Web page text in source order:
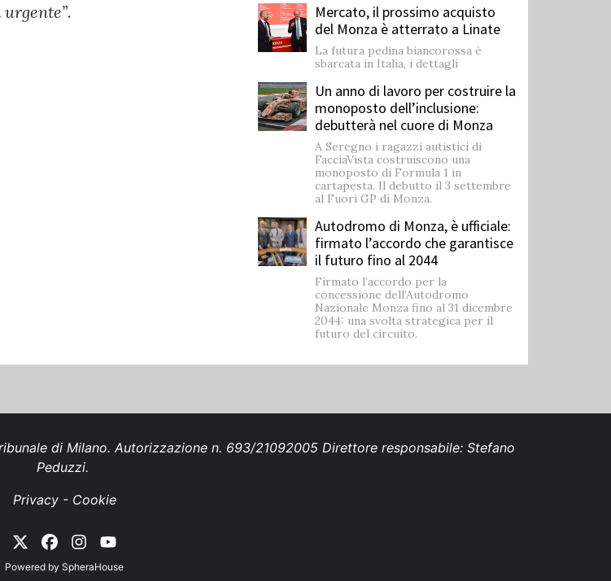
.
Mercato, il prossimo acquisto
del Monza è atterrato a Linate
La futura pedina biancorossa è
sbarcata in Italia, i dettagli
Un anno di lavoro per costruire la
monoposto dell’inclusione:
debutterà nel cuore di Monza
A Seregno i ragazzi autistici di
FacciaVista costruiscono una
monoposto di Formula 1 in
cartapesta. Il debutto il 3 settembre
al Fuori GP di Monza.
Autodromo di Monza, è ufficiale:
firmato l’accordo che garantisce
il futuro fino al 2044
Firmato l’accordo per la
concessione dell’Autodromo
Nazionale Monza fino al 31 dicembre
2044: una svolta strategica per il
futuro del circuito.
di Milano. Autorizzazione n. 693/21092005 Direttore responsabile: Stefano
Peduzzi.
Privacy- Cookie
Powered by SpheraHouse